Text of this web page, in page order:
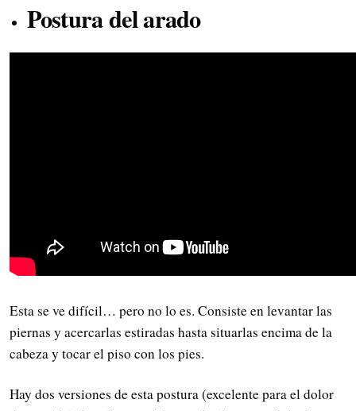
Postura del arado
Esta se ve difícil… pero no lo es. Consiste en levantar las
piernas y acercarlas estiradas hasta situarlas encima de la
cabeza y tocar el piso con los pies.
Hay dos versiones de esta postura (excelente para el dolor